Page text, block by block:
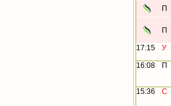
П
П
17:15 У
16:08
П
15:36
С